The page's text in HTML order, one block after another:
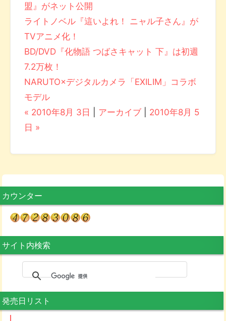
盟』がネット公開
ライトノベル『這いよれ！ ニャル子さん』が
TVアニメ化！
BD/DVD『化物語 つばさキャット 下』は初週
7.2万枚！
NARUTO×デジタルカメラ「EXILIM」コラボ
モデル
« 2010年8月 3日
アーカイブ
2010年8月 5
日 »
カウンター
サイト内検索
発売日リスト